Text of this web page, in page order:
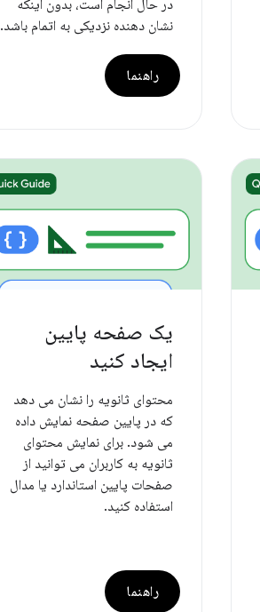
در حال انجام است، بدون اینکه
نشان دهنده نزدیکی به اتمام باشد.
راهنما
یک صفحه پایین
ایجاد کنید
محتوای ثانویه را نشان می دهد
که در پایین صفحه نمایش داده
می شود. برای نمایش محتوای
ثانویه به کاربران می توانید از
صفحات پایین استاندارد یا مدال
استفاده کنید.
راهنما